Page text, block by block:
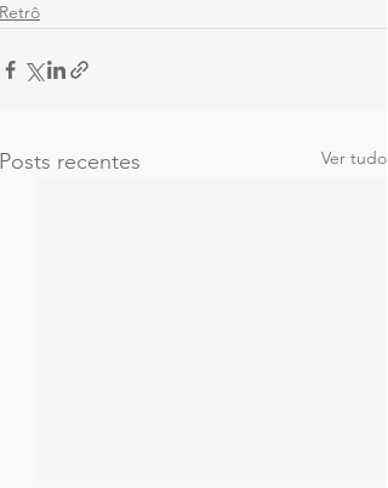
Retrô
Posts recentes Ver tudo